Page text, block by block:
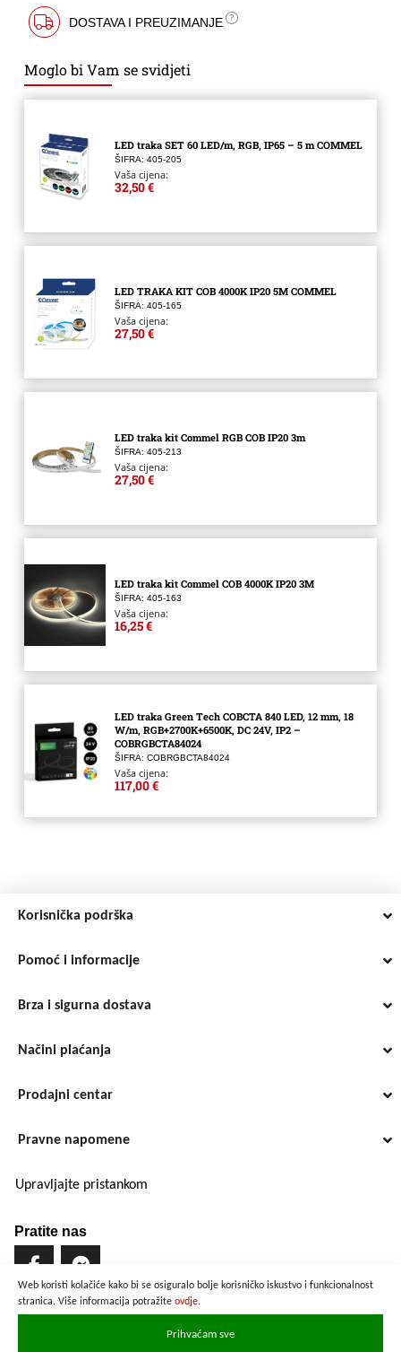
Web koristi kolačiće kako bi se osiguralo bolje korisničko iskustvo i funkcionalnost
stranica. Više informacija potražite ovdje.
Prihvaćam sve
DOSTAVA I PREUZIMANJE
Moglo bi Vam se svidjeti
LED traka SET 60 LED/m, RGB, IP65 – 5 m COMMEL
ŠIFRA: 405-205
Vaša cijena:
32,50 €
LED TRAKA KIT COB 4000K IP20 5M COMMEL
ŠIFRA: 405-165
Vaša cijena:
27,50 €
LED traka kit Commel RGB COB IP20 3m
ŠIFRA: 405-213
Vaša cijena:
27,50 €
LED traka kit Commel COB 4000K IP20 3M
ŠIFRA: 405-163
Vaša cijena:
16,25 €
LED traka Green Tech COBCTA 840 LED, 12 mm, 18
W/m, RGB+2700K+6500K, DC 24V, IP2 –
COBRGBCTA84024
ŠIFRA: COBRGBCTA84024
Vaša cijena:
117,00 €
Korisnička podrška
Pomoć i informacije
Brza i sigurna dostava
Načini plaćanja
Prodajni centar
Pravne napomene
Upravljajte pristankom
Pratite nas
Brzo i sigurno plaćanje